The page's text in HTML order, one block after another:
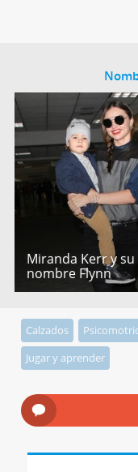
Miranda Kerr y
nombre Flynn
Calzados
Jugar y aprender